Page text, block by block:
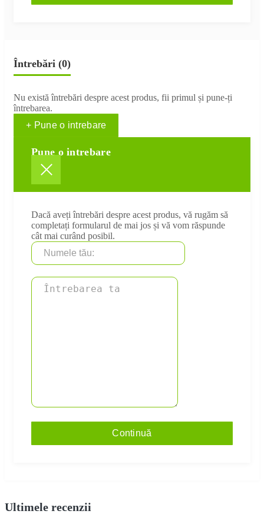
Întrebări (0)
Nu există întrebări despre acest produs, fii primul și pune-ți
întrebarea.
+ Pune o intrebare
Pune o intrebare
Dacă aveți întrebări despre acest produs, vă rugăm să
completați formularul de mai jos și vă vom răspunde
cât mai curând posibil.
Continuă
Ultimele recenzii